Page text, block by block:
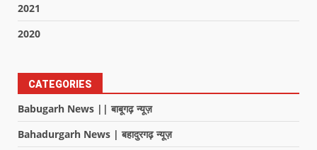
2021
2020
CATEGORIES
Babugarh News || बाबूगढ़ न्यूज़
Bahadurgarh News | बहादुरगढ़ न्यूज़